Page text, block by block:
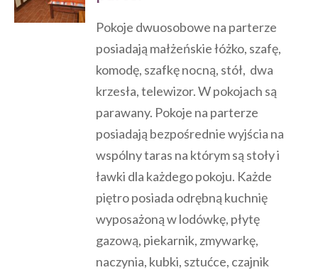
Pokoje dwuosobowe na parterze
posiadają małżeńskie łóżko, szafę,
komodę, szafkę nocną, stół, dwa
krzesła, telewizor. W pokojach są
parawany. Pokoje na parterze
posiadają bezpośrednie wyjścia na
wspólny taras na którym są stoły i
ławki dla każdego pokoju. Każde
piętro posiada odrębną kuchnię
wyposażoną w lodówkę, płytę
gazową, piekarnik, zmywarkę,
naczynia, kubki, sztućce, czajnik